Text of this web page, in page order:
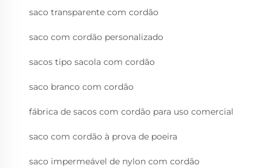
saco transparente com cordão
saco com cordão personalizado
sacos tipo sacola com cordão
saco branco com cordão
fábrica de sacos com cordão para uso comercial
saco com cordão à prova de poeira
saco impermeável de nylon com cordão